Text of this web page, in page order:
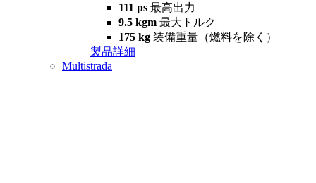
111 ps 最高出力
9.5 kgm 最大トルク
175 kg 装備重量（燃料を除く）
製品詳細
Multistrada